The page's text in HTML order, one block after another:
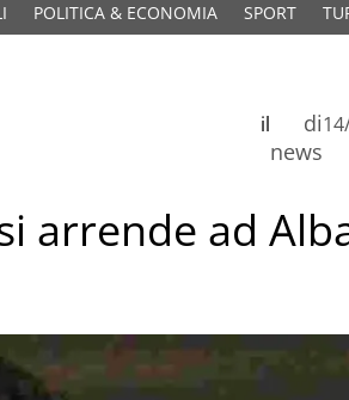
POLITICA & ECONOMIA SPORT
di
news
il
arrende ad